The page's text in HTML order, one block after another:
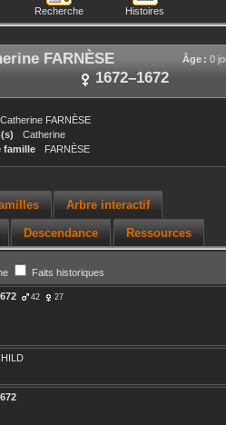
Recherche Histoires
FARNÈSE Âge : 0
1672–1672
Catherine FARNÈSE
Catherine
famille
FARNÈSE
Arbre interactif
Descendance Ressources
Faits historiques
42 27